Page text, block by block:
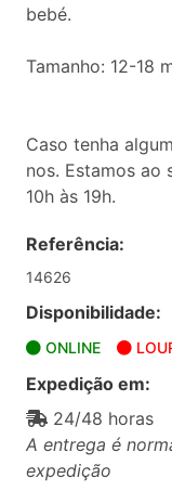
bebé.
Tamanho: 12-18
Caso tenha
nos. Estamos ao
10h às 19h.
Referência:
14626
Disponibilidade:
ONLINE
Expedição em:
24/48 horas
A entrega é
expedição